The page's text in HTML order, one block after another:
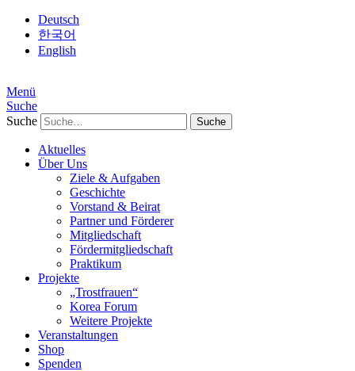
Deutsch
한국어
English
Menü
Suche
Suche
Aktuelles
Über Uns
Ziele & Aufgaben
Geschichte
Vorstand & Beirat
Partner und Förderer
Mitgliedschaft
Fördermitgliedschaft
Praktikum
Projekte
„Trostfrauen“
Korea Forum
Weitere Projekte
Veranstaltungen
Shop
Spenden